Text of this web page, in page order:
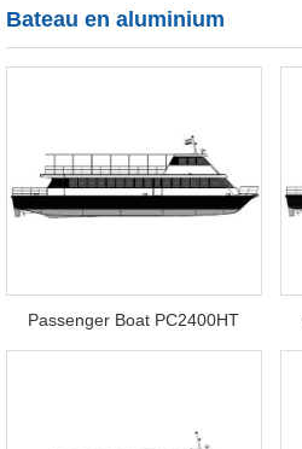
Bateau en aluminium
Passenger Boat PC2400HT